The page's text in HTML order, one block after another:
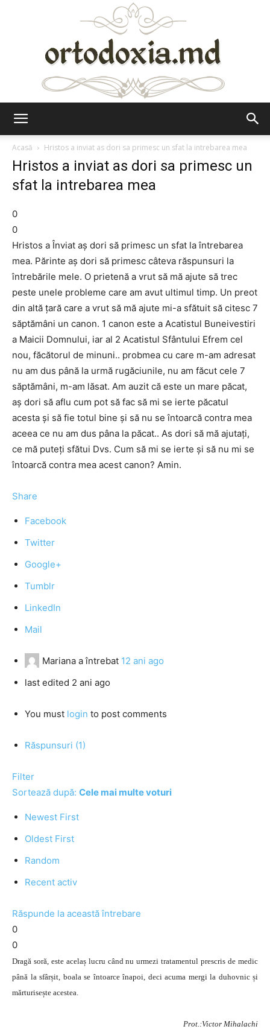
Acasă
Hristos a inviat as dori sa primesc un sfat la intrebarea mea
Hristos a inviat as dori sa primesc un
sfat la intrebarea mea
0
0
Hristos a Înviat aș dori să primesc un sfat la întrebarea
mea. Părinte aș dori să primesc câteva răspunsuri la
întrebările mele. O prietenă a vrut să mă ajute să trec
peste unele probleme care am avut ultimul timp. Un preot
din altă țară care a vrut să mă ajute mi-a sfătuit să citesc 7
săptămâni un canon. 1 canon este a Acatistul Buneivestiri
a Maicii Domnului, iar al 2 Acatistul Sfântului Efrem cel
nou, făcătorul de minuni.. probmea cu care m-am adresat
nu am dus până la urmă rugăciunile, nu am făcut cele 7
săptămâni, m-am lăsat. Am auzit că este un mare păcat,
aș dori să aflu cum pot să fac să mi se ierte păcatul
acesta și să fie totul bine și să nu se întoarcă contra mea
aceea ce nu am dus pâna la păcat.. As dori să mă ajutați,
ce mă puteți sfătui Dvs. Cum să mi se ierte și să nu mi se
întoarcă contra mea acest canon? Amin.
Share
Facebook
Twitter
Google+
Tumblr
LinkedIn
Mail
Mariana a întrebat 12 ani ago
last edited 2 ani ago
You must login to post comments
Răspunsuri (1)
Filter
Sortează după: Cele mai multe voturi
Newest First
Oldest First
Random
Recent activ
Răspunde la această întrebare
0
0
Dragă soră, este acelaș lucru când nu urmezi tratamentul prescris de medic
până la sfârșit, boala se întoarce înapoi, deci acuma mergi la duhovnic și
mărturisește acestea.
Prot.:Victor Mihalachi